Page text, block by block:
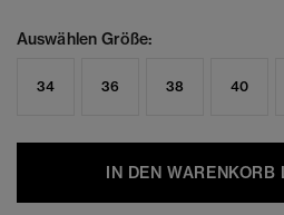
Auswählen Größe:
34 36 38 40
IN DEN WARENKORB